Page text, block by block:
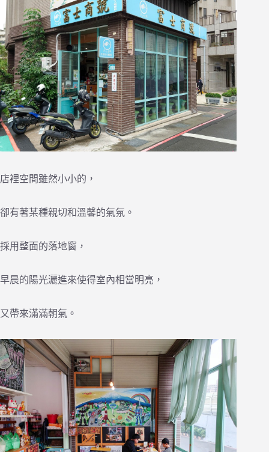
店裡空間雖然小小的，
卻有著某種親切和溫馨的氣氛。
採用整面的落地窗，
早晨的陽光灑進來使得室內相當明亮，
又帶來滿滿朝氣。